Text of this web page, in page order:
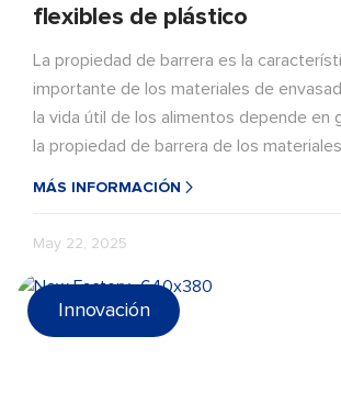
flexibles de plástico
La propiedad de barrera es la
importante de los materiales de
la vida útil de los alimentos depende en
la propiedad de barrera de los
El llamado material de barrera se refiere
humedad, inferior a 2 g/(㎡·d).
MÁS INFORMACIÓN
May 22, 2025
Innovación